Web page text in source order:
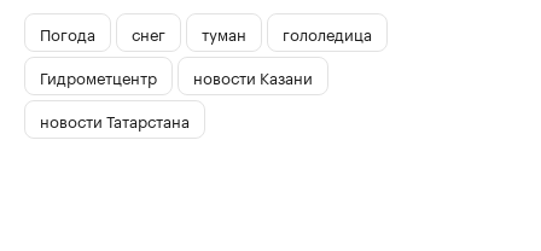
Погода снег туман
гололедица
Гидрометцентр
новости Казани
новости Татарстана